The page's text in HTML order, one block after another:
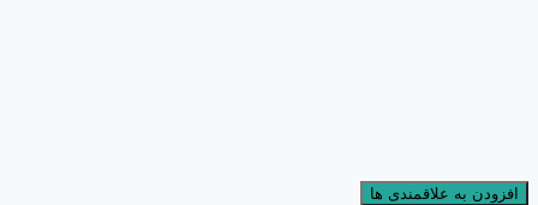
افزودن به علاقمندی ها